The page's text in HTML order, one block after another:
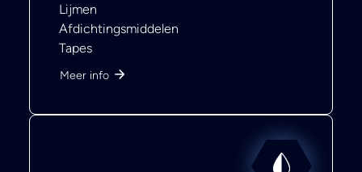
Lijmen
Afdichtingsmiddelen
Tapes
Meer info